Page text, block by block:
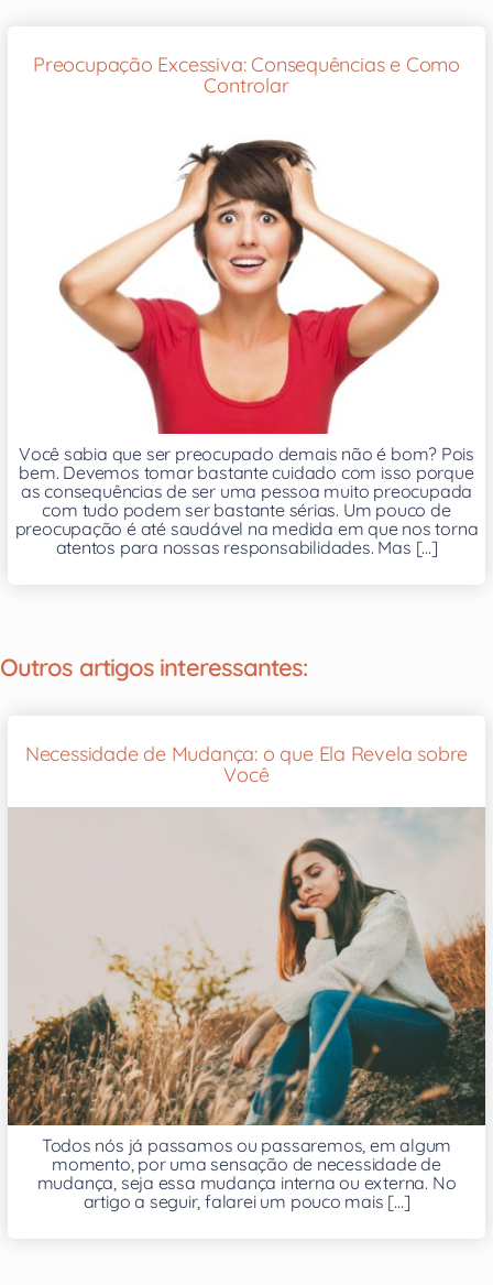
Preocupação Excessiva: Consequências e Como
Controlar
Você sabia que ser preocupado demais não é bom? Pois
bem. Devemos tomar bastante cuidado com isso porque
as consequências de ser uma pessoa muito preocupada
com tudo podem ser bastante sérias. Um pouco de
preocupação é até saudável na medida em que nos torna
atentos para nossas responsabilidades. Mas [...]
Outros artigos interessantes:
Necessidade de Mudança: o que Ela Revela sobre
Você
Todos nós já passamos ou passaremos, em algum
momento, por uma sensação de necessidade de
mudança, seja essa mudança interna ou externa. No
artigo a seguir, falarei um pouco mais [...]